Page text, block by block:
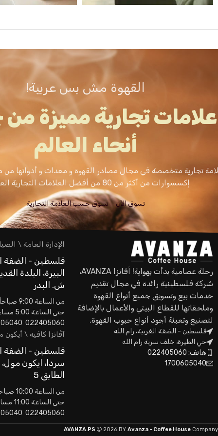
القهوة مش بس عربية!
علامات تجارية مميزة
أنحاء العالم
تجارية متخصصة في مجال مصادر القهوة و معدات و أدواتها من
إكسسوارات من أكثر من 80 من أفضل العلامات التجارية العالمية.
تسوق الاَن تسوق حسب العلامة التجارية
رحلة عصامية بدأت بهواية! اَفانزا AVANZA،
شركة فلسطينية رائدة في مجال تقديم
خدمات بيع وتسويق جميع أنواع القهوة
وملحقاتها للقطاع البيتي والأعمال بالإضافة
لتصنيع وتعبئة أجود أنواع حبوب القهوة.
فلسطين - الضفة الغربية، رام الله
حي الطيرة، خلف سرية رام الله
هاتف: 022405060
1700605040
الإدارة العامة \
فلسطين - الضفة
البيرة، البلدة
ش. البدر
من الساعة 9:00 صباحاً
حتى الساعة 5:00 مساءاً
022405060 0593605040
آڤانزا كافيه \ أيكون
فلسطين - الضفة
سردا، ايكون مول،
الطابق 5
من الساعة 10:00 صباحاً
حتى الساعة 11:00 مساءاً
022405060 0593605040
AVANZA.PS 2026 BY Avanza - Coffee House Company